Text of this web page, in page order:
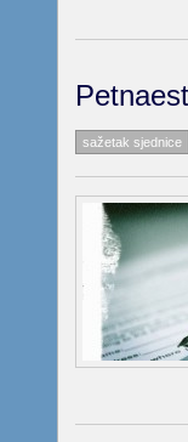
sažetak sjednice